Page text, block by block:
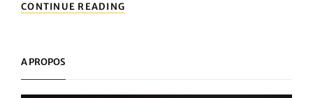
CONTINUE READING
POUBELLES
A PROPOS